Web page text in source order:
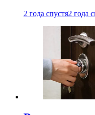
2 года спустя2 года